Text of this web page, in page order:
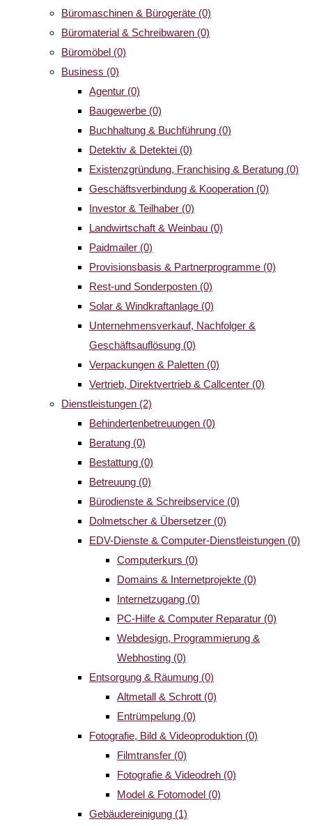
Büromaschinen & Bürogeräte (0)
Büromaterial & Schreibwaren (0)
Büromöbel (0)
Business (0)
Agentur (0)
Baugewerbe (0)
Buchhaltung & Buchführung (0)
Detektiv & Detektei (0)
Existenzgründung, Franchising & Beratung (0)
Geschäftsverbindung & Kooperation (0)
Investor & Teilhaber (0)
Landwirtschaft & Weinbau (0)
Paidmailer (0)
Provisionsbasis & Partnerprogramme (0)
Rest-und Sonderposten (0)
Solar & Windkraftanlage (0)
Unternehmensverkauf, Nachfolger &
Geschäftsauflösung (0)
Verpackungen & Paletten (0)
Vertrieb, Direktvertrieb & Callcenter (0)
Dienstleistungen (2)
Behindertenbetreuungen (0)
Beratung (0)
Bestattung (0)
Betreuung (0)
Bürodienste & Schreibservice (0)
Dolmetscher & Übersetzer (0)
EDV-Dienste & Computer-Dienstleistungen (0)
Computerkurs (0)
Domains & Internetprojekte (0)
Internetzugang (0)
PC-Hilfe & Computer Reparatur (0)
Webdesign, Programmierung &
Webhosting (0)
Entsorgung & Räumung (0)
Altmetall & Schrott (0)
Entrümpelung (0)
Fotografie, Bild & Videoproduktion (0)
Filmtransfer (0)
Fotografie & Videodreh (0)
Model & Fotomodel (0)
Gebäudereinigung (1)